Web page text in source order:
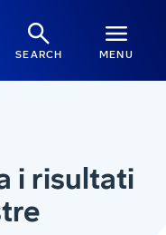
SEARCH MENU
i risultati